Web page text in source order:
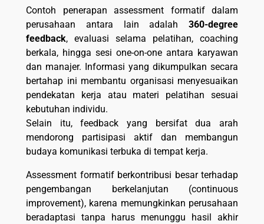
Contoh penerapan assessment formatif dalam
perusahaan antara lain adalah 360-degree
feedback, evaluasi selama pelatihan, coaching
berkala, hingga sesi one-on-one antara karyawan
dan manajer. Informasi yang dikumpulkan secara
bertahap ini membantu organisasi menyesuaikan
pendekatan kerja atau materi pelatihan sesuai
kebutuhan individu.
Selain itu, feedback yang bersifat dua arah
mendorong partisipasi aktif dan membangun
budaya komunikasi terbuka di tempat kerja.
Assessment formatif berkontribusi besar terhadap
pengembangan berkelanjutan (continuous
improvement), karena memungkinkan perusahaan
beradaptasi tanpa harus menunggu hasil akhir